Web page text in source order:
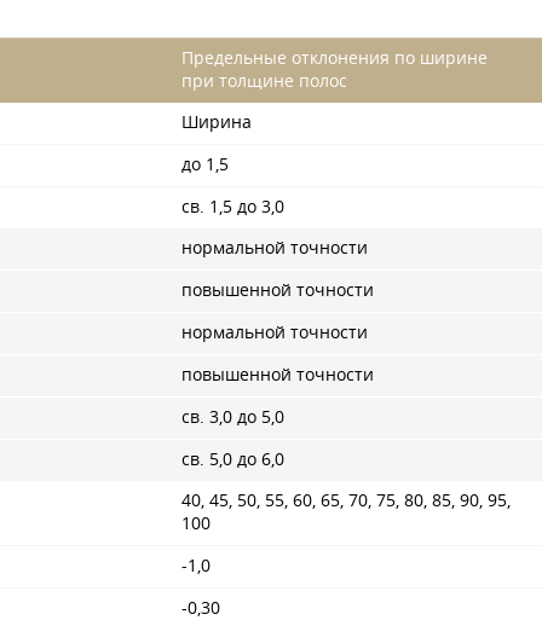
Предельные отклонения по ширине
при толщине полос
Ширина
до 1,5
св. 1,5 до 3,0
нормальной точности
повышенной точности
нормальной точности
повышенной точности
св. 3,0 до 5,0
св. 5,0 до 6,0
40, 45, 50, 55, 60, 65, 70, 75, 80, 85, 90, 95,
100
-1,0
-0,30